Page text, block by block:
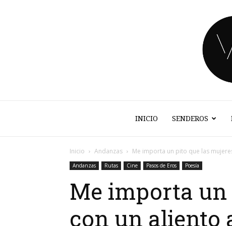
INICIO SENDEROS
Inicio Andanzas Me importa un pito que las
Andanzas Rutas Cine Pasos de Eros Poesía
Me importa un
con un aliento